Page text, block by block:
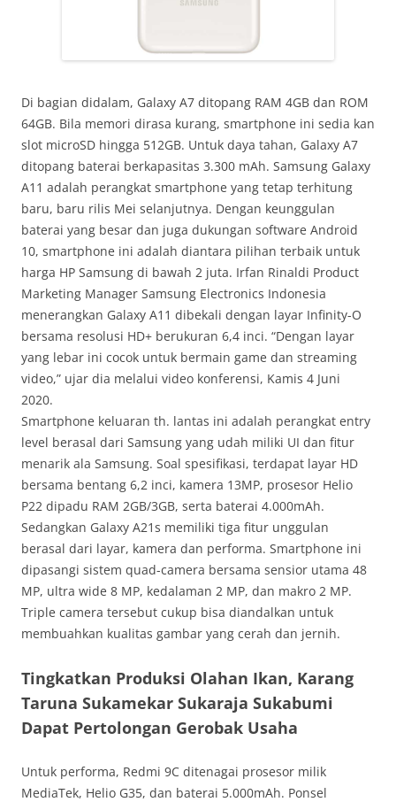
Di bagian didalam, Galaxy A7 ditopang RAM 4GB dan ROM
64GB. Bila memori dirasa kurang, smartphone ini sedia kan
slot microSD hingga 512GB. Untuk daya tahan, Galaxy A7
ditopang baterai berkapasitas 3.300 mAh. Samsung Galaxy
A11 adalah perangkat smartphone yang tetap terhitung
baru, baru rilis Mei selanjutnya. Dengan keunggulan
baterai yang besar dan juga dukungan software Android
10, smartphone ini adalah diantara pilihan terbaik untuk
harga HP Samsung di bawah 2 juta. Irfan Rinaldi Product
Marketing Manager Samsung Electronics Indonesia
menerangkan Galaxy A11 dibekali dengan layar Infinity-O
bersama resolusi HD+ berukuran 6,4 inci. “Dengan layar
yang lebar ini cocok untuk bermain game dan streaming
video,” ujar dia melalui video konferensi, Kamis 4 Juni
2020.
Smartphone keluaran th. lantas ini adalah perangkat entry
level berasal dari Samsung yang udah miliki UI dan fitur
menarik ala Samsung. Soal spesifikasi, terdapat layar HD
bersama bentang 6,2 inci, kamera 13MP, prosesor Helio
P22 dipadu RAM 2GB/3GB, serta baterai 4.000mAh.
Sedangkan Galaxy A21s memiliki tiga fitur unggulan
berasal dari layar, kamera dan performa. Smartphone ini
dipasangi sistem quad-camera bersama sensior utama 48
MP, ultra wide 8 MP, kedalaman 2 MP, dan makro 2 MP.
Triple camera tersebut cukup bisa diandalkan untuk
membuahkan kualitas gambar yang cerah dan jernih.
Tingkatkan Produksi Olahan Ikan, Karang
Taruna Sukamekar Sukaraja Sukabumi
Dapat Pertolongan Gerobak Usaha
Untuk performa, Redmi 9C ditenagai prosesor milik
MediaTek, Helio G35, dan baterai 5.000mAh. Ponsel